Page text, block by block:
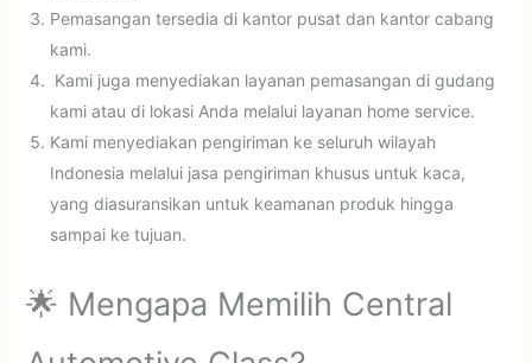
Pemasangan tersedia di kantor pusat dan kantor cabang
kami.
Kami juga menyediakan layanan pemasangan di gudang
kami atau di lokasi Anda melalui layanan home service.
Kami menyediakan pengiriman ke seluruh wilayah
Indonesia melalui jasa pengiriman khusus untuk kaca,
yang diasuransikan untuk keamanan produk hingga
sampai ke tujuan.
🌟 Mengapa Memilih Central